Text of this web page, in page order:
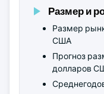
Размер и
Размер
США
Прогноз
долларов